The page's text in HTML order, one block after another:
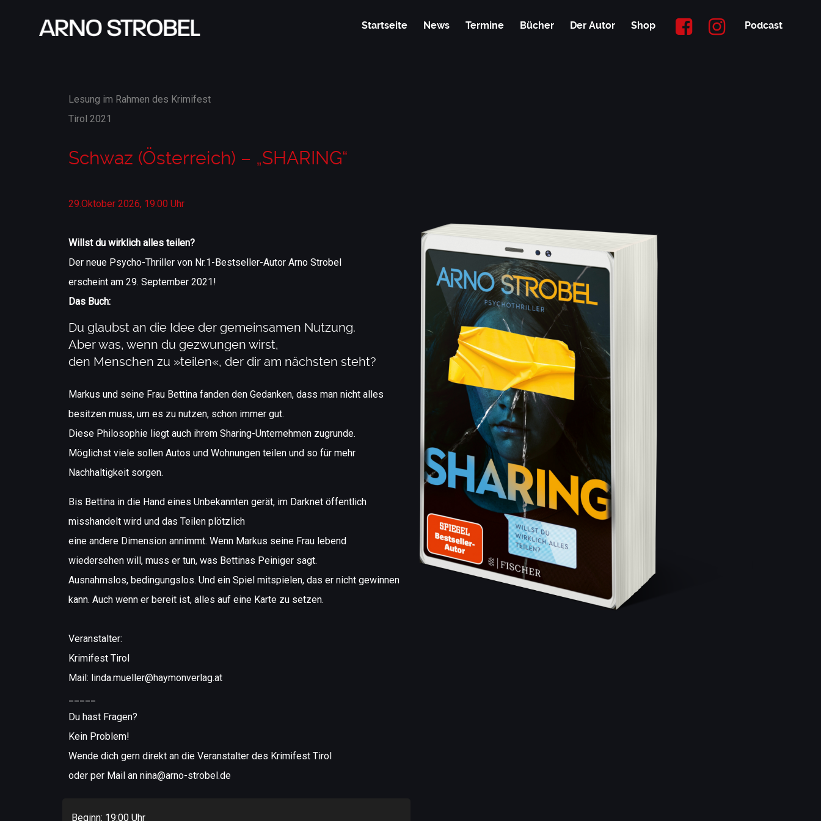
Startseite News Termine Bücher Der Autor Shop Podcast
Lesung im Rahmen des Krimifest
Tirol 2021
Schwaz (Österreich) – „SHARING“
29.Oktober 2026, 19:00 Uhr
Willst du wirklich alles teilen?
Der neue Psycho-Thriller von Nr.1-Bestseller-Autor Arno Strobel
erscheint am 29. September 2021!
Das Buch:
Du glaubst an die Idee der gemeinsamen Nutzung.
Aber was, wenn du gezwungen wirst,
den Menschen zu »teilen«, der dir am nächsten steht?
Markus und seine Frau Bettina fanden den Gedanken, dass man nicht alles
besitzen muss, um es zu nutzen, schon immer gut.
Diese Philosophie liegt auch ihrem Sharing-Unternehmen zugrunde.
Möglichst viele sollen Autos und Wohnungen teilen und so für mehr
Nachhaltigkeit sorgen.
Bis Bettina in die Hand eines Unbekannten gerät, im Darknet öffentlich
misshandelt wird und das Teilen plötzlich
eine andere Dimension annimmt. Wenn Markus seine Frau lebend
wiedersehen will, muss er tun, was Bettinas Peiniger sagt.
Ausnahmslos, bedingungslos. Und ein Spiel mitspielen, das er nicht gewinnen
kann. Auch wenn er bereit ist, alles auf eine Karte zu setzen.
Veranstalter:
Krimifest Tirol
Mail: linda.mueller@haymonverlag.at
Du hast Fragen?
Kein Problem!
Wende dich gern direkt an die Veranstalter des Krimifest Tirol
oder per Mail an nina@arno-strobel.de
Beginn: 19:00 Uhr